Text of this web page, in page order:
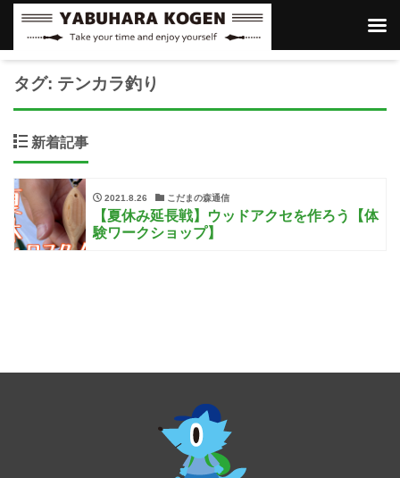
タグ: テンカラ釣り
新着記事
2021.8.26 こだまの森通信
【夏休み延長戦】ウッドアクセを作ろう【体
験ワークショップ】